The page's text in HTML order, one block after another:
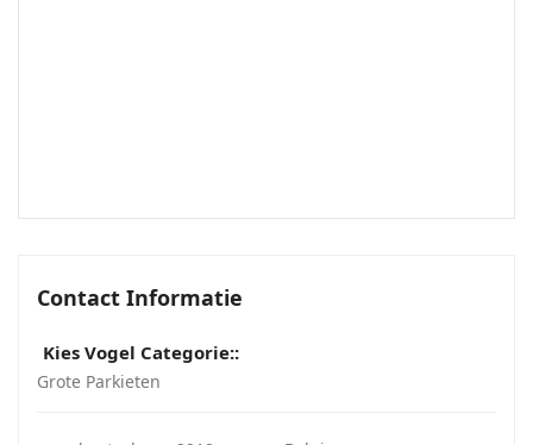
Contact Informatie
Kies Vogel Categorie::
Grote Parkieten